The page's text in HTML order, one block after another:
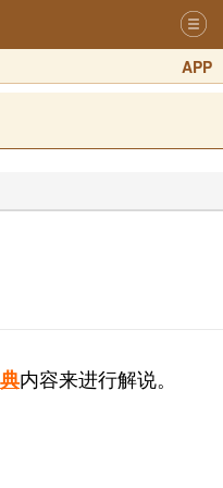
APP
内容来进行解说。